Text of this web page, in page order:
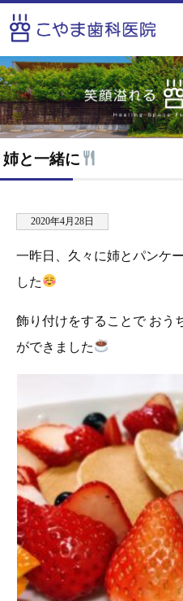
姉と一緒に
2020年4月28日
一昨日、久々に姉とパンケ
した
飾り付けをすることで おう
ができました